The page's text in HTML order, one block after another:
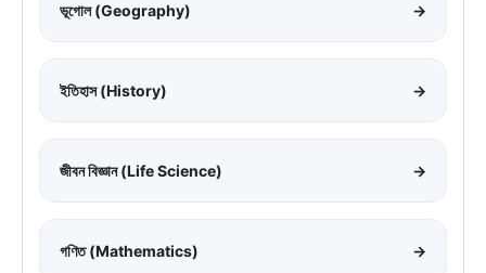
ভূগোল (Geography) →
ইতিহাস (History) →
জীবন বিজ্ঞান (Life Science) →
গণিত (Mathematics) →